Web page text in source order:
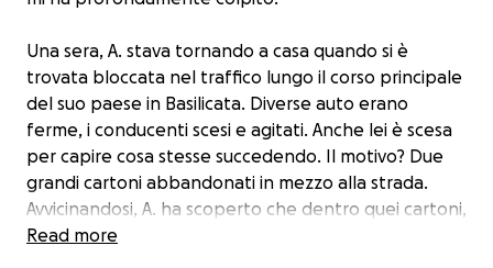
Una sera, A. stava tornando a casa quando si è
trovata bloccata nel traffico lungo il corso principale
del suo paese in Basilicata. Diverse auto erano
ferme, i conducenti scesi e agitati. Anche lei è scesa
per capire cosa stesse succedendo. Il motivo? Due
grandi cartoni abbandonati in mezzo alla strada.
Avvicinandosi, A. ha scoperto che dentro quei cartoni,
raggomitolati, c’erano due ragazzini di circa quindici
Read more